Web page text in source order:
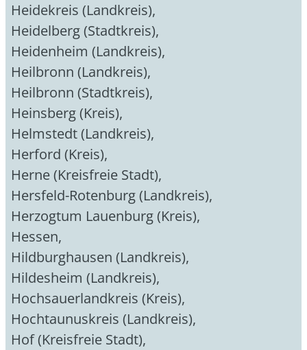
Heidekreis (Landkreis),
Heidelberg (Stadtkreis),
Heidenheim (Landkreis),
Heilbronn (Landkreis),
Heilbronn (Stadtkreis),
Heinsberg (Kreis),
Helmstedt (Landkreis),
Herford (Kreis),
Herne (Kreisfreie Stadt),
Hersfeld-Rotenburg (Landkreis),
Herzogtum Lauenburg (Kreis),
Hessen,
Hildburghausen (Landkreis),
Hildesheim (Landkreis),
Hochsauerlandkreis (Kreis),
Hochtaunuskreis (Landkreis),
Hof (Kreisfreie Stadt),